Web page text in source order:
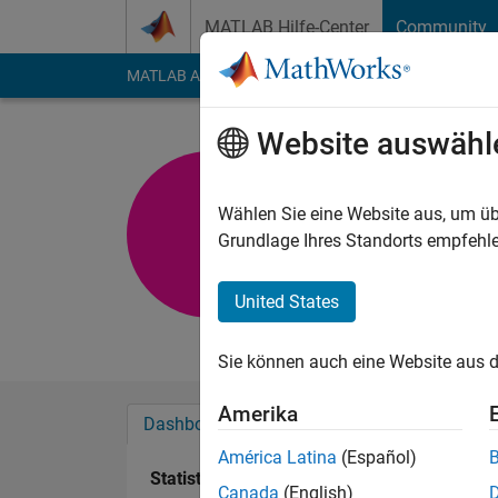
MATLAB Hilfe-Center Community
MATLAB Answers File Exchange Cody
Last seen: fast 2
Followers:0
Chemical
Dashboard Abzeichen Empfehlungen
Statistik
Website
Wählen Sie eine Website aus, um
Grundlage Ihres Standorts
United States
Sie können auch eine Website aus
Amerika
América Latina (Español)
Canada (English)